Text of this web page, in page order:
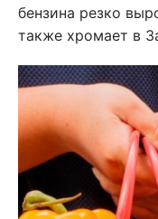
бензина резко
также хромает в